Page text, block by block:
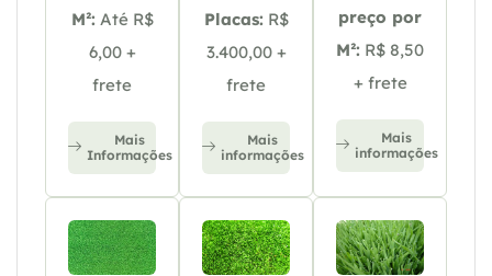
M²: Até R$
6,00 +
frete
Mais
Informações
Placas: R$
3.400,00 +
frete
Mais
informações
preço por
M²: R$ 8,50
+ frete
Mais
informações